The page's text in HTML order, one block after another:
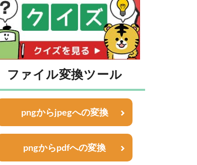
ファイル変換ツール
pngからjpegへの変換
pngからpdfへの変換